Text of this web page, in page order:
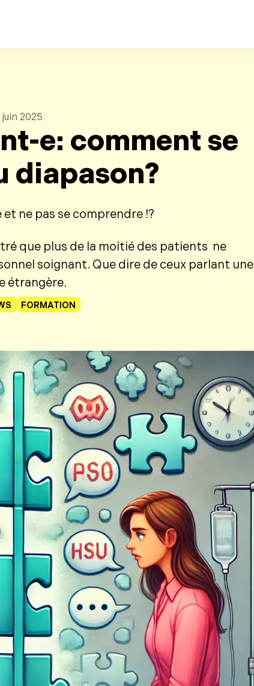
2025
e: comment se
diapason?
et ne pas se comprendre !?
que plus de la moitié des patients ne
soignant. Que dire de ceux parlant une
étrangère.
FORMATION